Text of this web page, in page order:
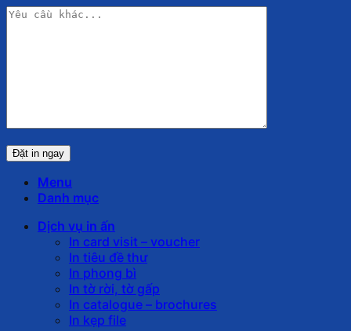
Menu
Danh mục
Dịch vụ in ấn
In card visit – voucher
In tiêu đề thư
In phong bì
In tờ rời, tờ gấp
In catalogue – brochures
In kẹp file